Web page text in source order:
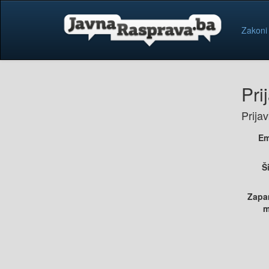
Zakoni